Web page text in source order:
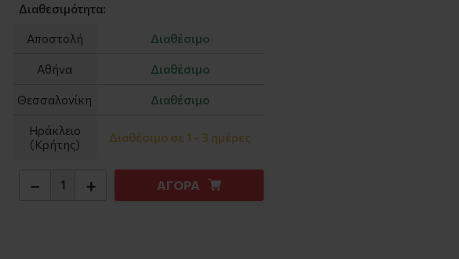
Διαθεσιμότητα:
Αποστολή Διαθέσιμο
Αθήνα Διαθέσιμο
Θεσσαλονίκη Διαθέσιμο
Ηράκλειο
(Κρήτης)
Διαθέσιμο σε 1 - 3 ημέρες
− + ΑΓΟΡΑ